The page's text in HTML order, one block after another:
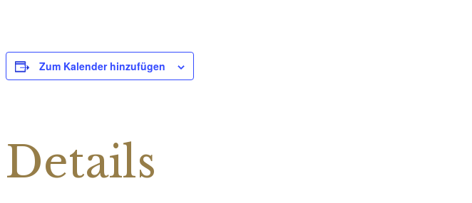
Zum Kalender hinzufügen
Details